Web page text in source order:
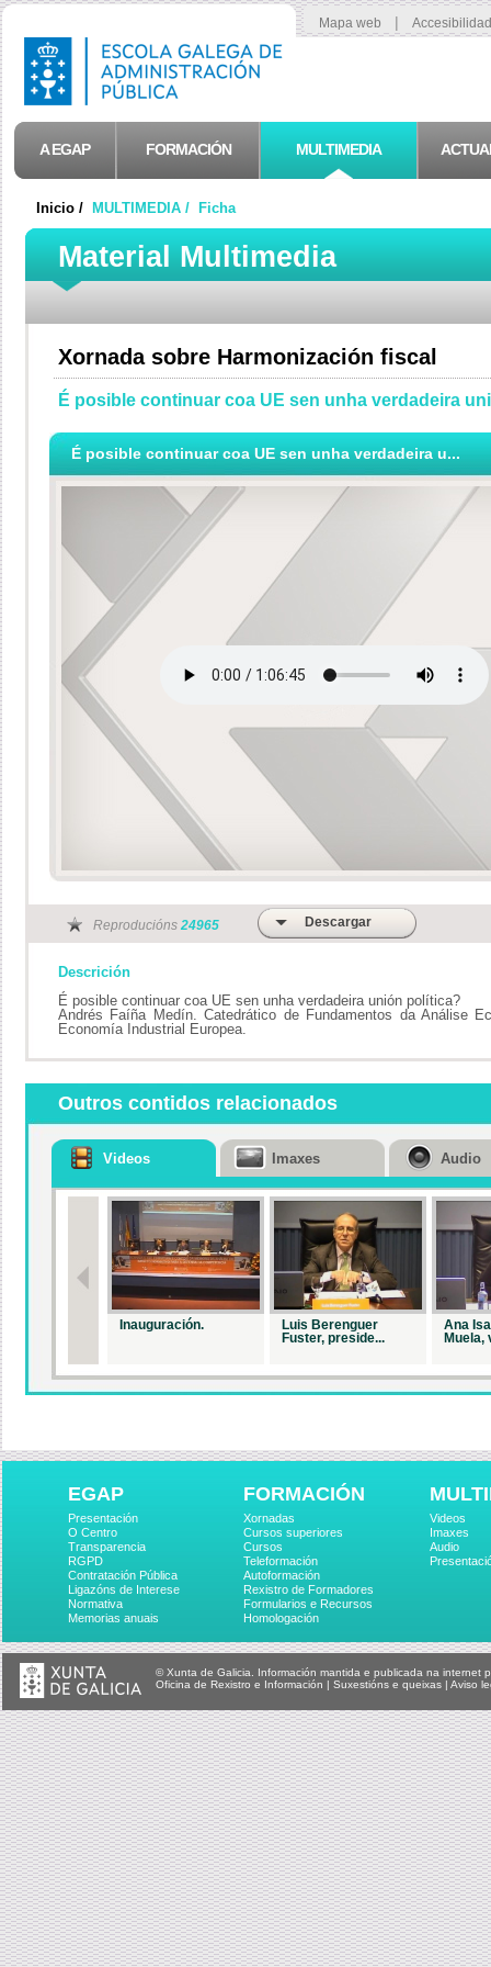
Mapa web |
A EGAP FORMACIÓN MULTIMEDIA
Inicio / MULTIMEDIA / Ficha
Material Multimedia
Xornada sobre Harmonización fiscal
É posible continuar coa UE sen unha verdadeira
É posible continuar coa UE sen unha verdadeira u...
Reproducións 24965 Descargar
Descrición
É posible continuar coa UE sen unha verdadeira unión política?
Andrés Faíña Medín. Catedrático de Fundamentos da Análise
Economía Industrial Europea.
Outros contidos relacionados
Videos
Inauguración.
Luis Berenguer
Fuster, preside...
Ana
Muela,
Imaxes Audio
EGAP
Presentación
O Centro
Transparencia
RGPD
Contratación Pública
Ligazóns de Interese
Normativa
Memorias anuais
FORMACIÓN
Xornadas
Cursos superiores
Cursos
Teleformación
Autoformación
Rexistro de Formadores
Formularios e Recursos
Homologación
Videos
Imaxes
Audio
© Xunta de Galicia. Información mantida e publicada na internet
Oficina de Rexistro e Información | Suxestións e queixas | Aviso